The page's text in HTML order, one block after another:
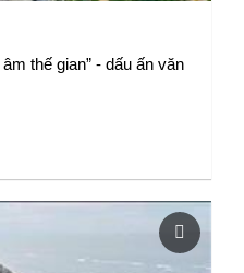
thế gian” - dấu ấn văn